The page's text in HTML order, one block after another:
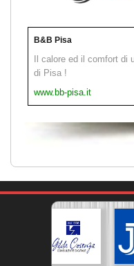
B&B Pisa
Il calore ed il comfort
di Pisa !
www.bb-pisa.it